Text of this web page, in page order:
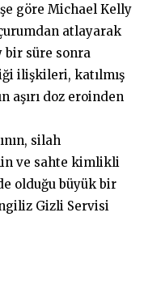
göre Michael Kelly
atlayarak
bir süre sonra
ilişkileri, katılmış
aşırı doz eroinden
silah
ve sahte kimlikli
olduğu büyük bir
Gizli Servisi